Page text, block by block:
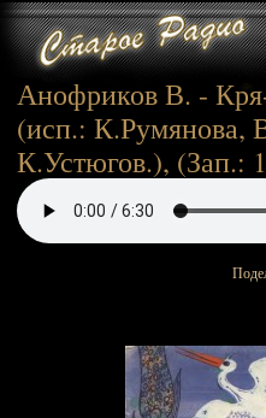
Анофриков В. -
(исп.: К.Румянова,
К.Устюгов.), (Зап.: